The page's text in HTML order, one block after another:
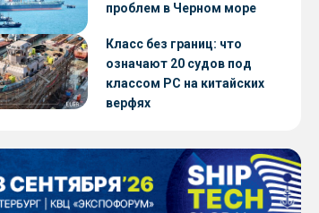
проблем в Черном море
Класс без границ: что
означают 20 судов под
классом РС на китайских
верфях